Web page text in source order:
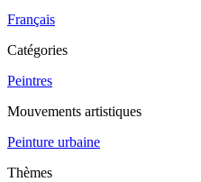
Français
Catégories
Peintres
Mouvements artistiques
Peinture urbaine
Thèmes